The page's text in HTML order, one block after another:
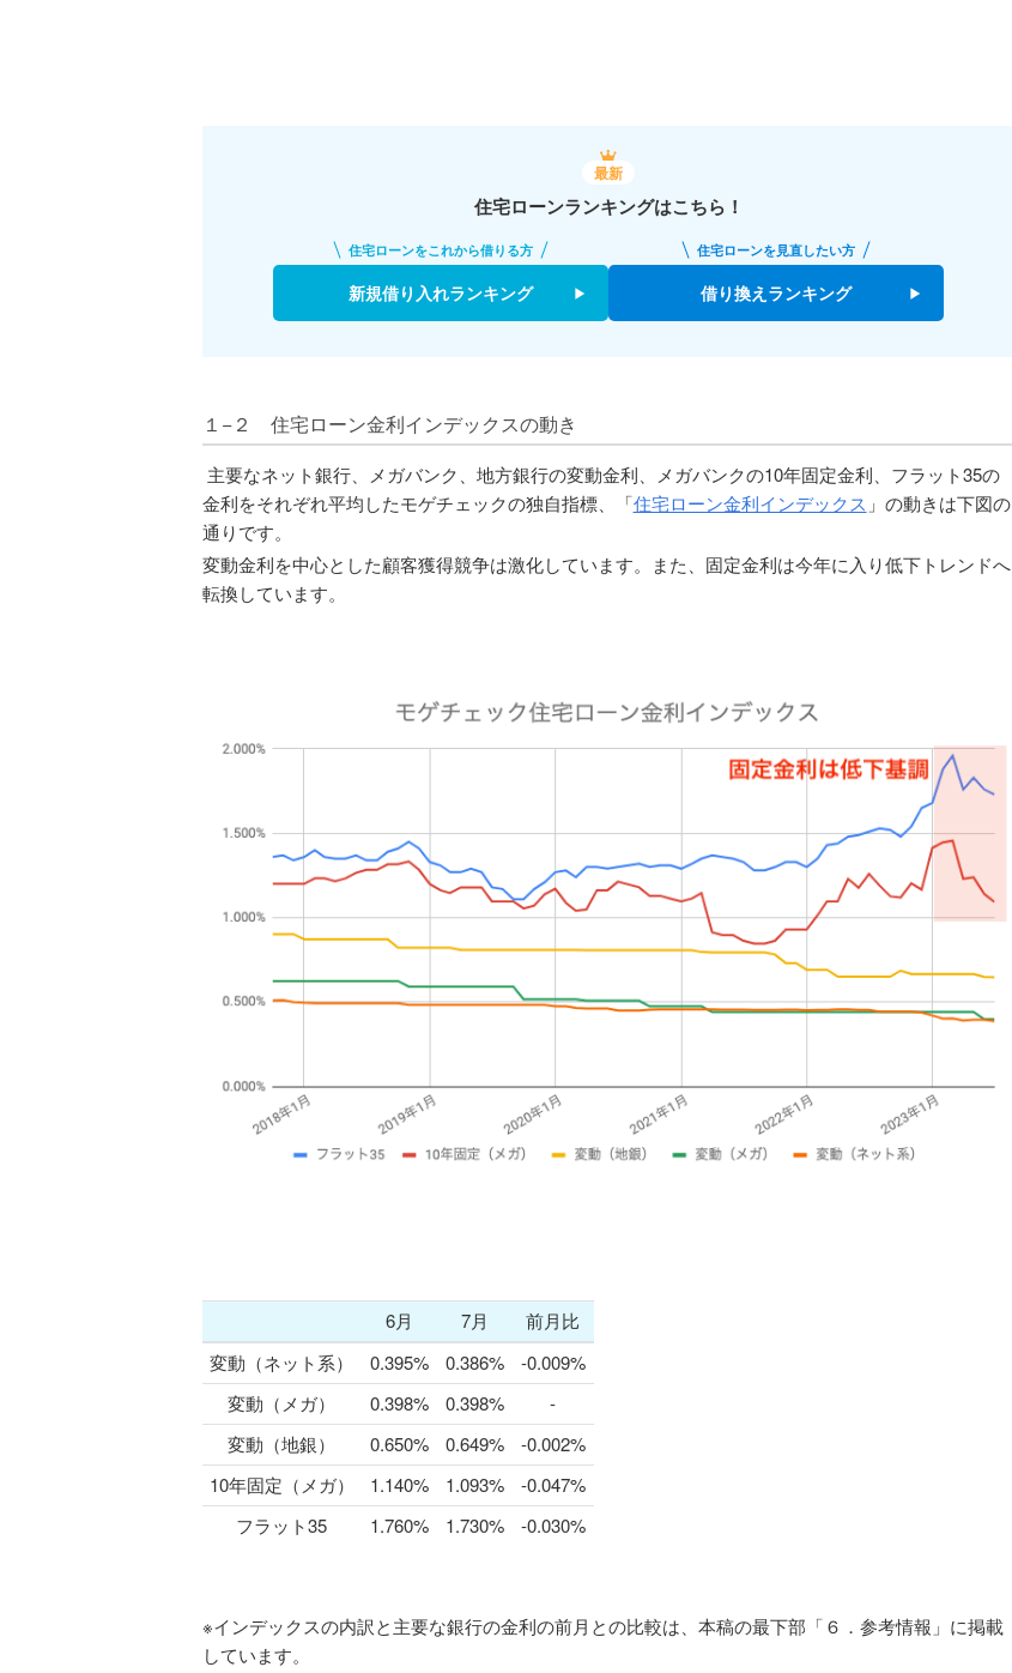
最新
住宅ローンランキングはこちら！
住宅ローンをこれから借りる方
新規借り入れランキング
住宅ローンを見直したい方
借り換えランキング
１−２ 住宅ローン金利インデックスの動き
主要なネット銀行、メガバンク、地方銀行の変動金利、メガバンクの10年固定金利、フラット35の
金利をそれぞれ平均したモゲチェックの独自指標、「住宅ローン金利インデックス 」の動きは下図の
通りです。
変動金利を中心とした顧客獲得競争は激化しています。また、固定金利は今年に入り低下トレンドへ
転換しています。
6月 7月
前月比
変動（ネット系）
0.395% 0.386%
-0.009%
変動（メガ）
0.398% 0.398%
-
変動（地銀）
0.650% 0.649%
-0.002%
10年固定（メガ）
1.140% 1.093%
-0.047%
フラット35
1.760% 1.730% -0.030%
※インデックスの内訳と主要な銀行の金利の前月との比較は、本稿の最下部「６．参考情報」に掲載
しています。